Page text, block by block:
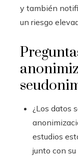
y también
un riesgo
¿Los datos
estudios
junto con